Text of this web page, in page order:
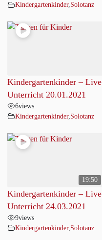
Kindergartenkinder, Solotanz
Kindergartenkinder – Live
Unterricht 20.01.2021
6views
Kindergartenkinder, Solotanz
19:50
Kindergartenkinder – Live
Unterricht 24.03.2021
9views
Kindergartenkinder, Solotanz